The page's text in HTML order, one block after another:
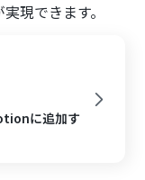
現できます。
に追加す